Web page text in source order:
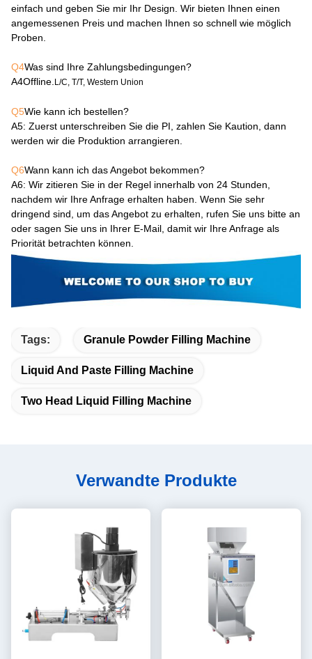
einfach und geben Sie mir Ihr Design. Wir bieten Ihnen einen
angemessenen Preis und machen Ihnen so schnell wie möglich
Proben.
Q4Was sind Ihre Zahlungsbedingungen?
A4Offline. L/C, T/T, Western Union
Q5Wie kann ich bestellen?
A5: Zuerst unterschreiben Sie die PI, zahlen Sie Kaution, dann
werden wir die Produktion arrangieren.
Q6Wann kann ich das Angebot bekommen?
A6: Wir zitieren Sie in der Regel innerhalb von 24 Stunden,
nachdem wir Ihre Anfrage erhalten haben. Wenn Sie sehr
dringend sind, um das Angebot zu erhalten, rufen Sie uns bitte an
oder sagen Sie uns in Ihrer E-Mail, damit wir Ihre Anfrage als
Priorität betrachten können.
Tags: Granule Powder Filling Machine
Liquid And Paste Filling Machine
Two Head Liquid Filling Machine
Verwandte Produkte